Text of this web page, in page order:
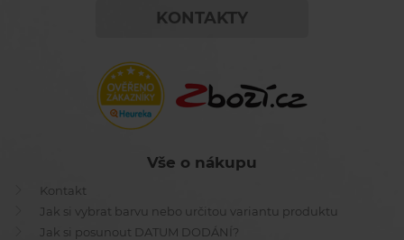
KONTAKTY
Vše o nákupu
Kontakt
Jak si vybrat barvu nebo určitou variantu produktu
Jak si posunout DATUM DODÁNÍ?